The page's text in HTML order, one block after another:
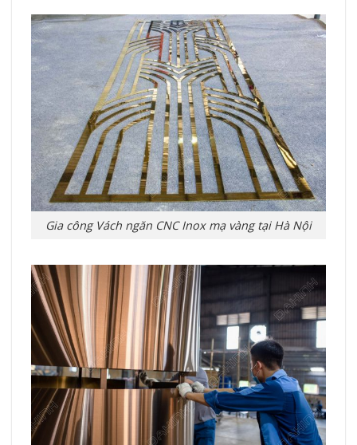
Gia công Vách ngăn CNC Inox mạ vàng tại Hà Nội